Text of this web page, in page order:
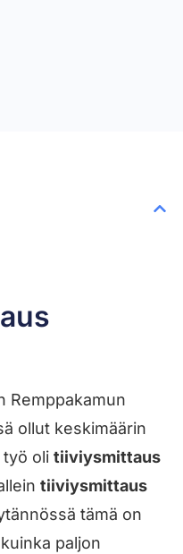
Remppakamun
ollut keskimäärin
työ oli tiiviysmittaus
tiiviysmittaus
tämä on
paljon